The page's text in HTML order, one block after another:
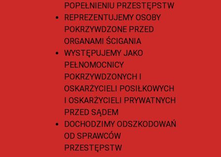
POPEŁNIENIU PRZESTĘPSTW
REPREZENTUJEMY OSOBY
POKRZYWDZONE PRZED
ORGANAMI ŚCIGANIA
WYSTĘPUJEMY JAKO
PEŁNOMOCNICY
POKRZYWDZONYCH I
OSKARŻYCIELI POSIŁKOWYCH
I OSKARŻYCIELI PRYWATNYCH
PRZED SĄDEM
DOCHODZIMY ODSZKODOWAŃ
OD SPRAWCÓW
PRZESTĘPSTW